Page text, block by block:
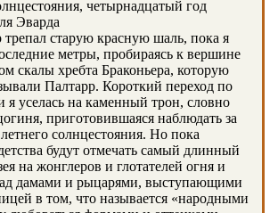
четырнадцатый год
Эварда
трепал старую красную шаль, пока я
метры, пробираясь к вершине
скалы хребта Браконьера, которую
Палтарр. Короткий переход по
я уселась на каменный трон, словно
приготовившаяся наблюдать за
солнцестояния. Но пока
будут отмечать самый длинный
на жонглеров и глотателей огня и
дамами и рыцарями, выступающими
в том, что называется «народными